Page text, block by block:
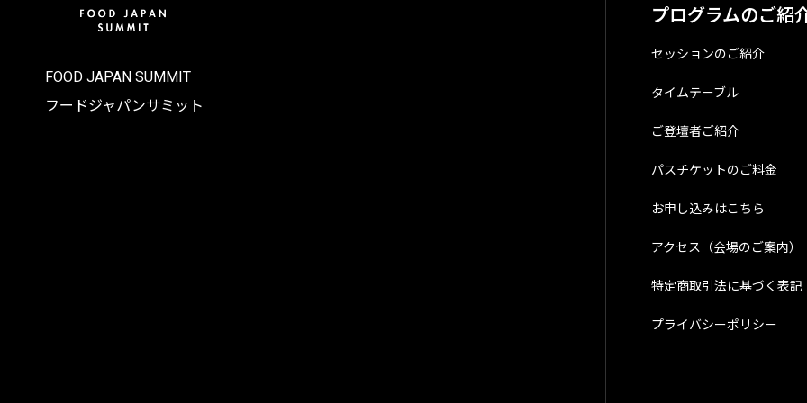
FOOD JAPAN SUMMIT
フードジャパンサミット
プログラムのご紹
セッションのご紹介
タイムテーブル
ご登壇者ご紹介
パスチケットのご料金
お申し込みはこちら
アクセス（会場のご案内）
特定商取引法に基づく表記
プライバシーポリシー